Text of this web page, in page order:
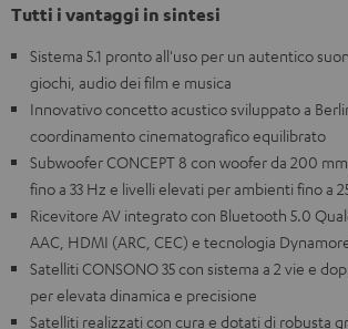
Tutti i vantaggi in sintesi
Sistema 5.1 pronto all'uso per un autentico
giochi, audio dei film e musica
Innovativo concetto acustico sviluppato a
coordinamento cinematografico equilibrato
Subwoofer CONCEPT 8 con woofer da 200
fino a 33 Hz e livelli elevati per ambienti fino a
Ricevitore AV integrato con Bluetooth 5.0
AAC, HDMI (ARC, CEC) e tecnologia
Satelliti CONSONO 35 con sistema a 2 vie e
per elevata dinamica e precisione
Satelliti realizzati con cura e dotati di robusta